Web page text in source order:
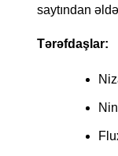
saytından
Tərəfdaşlar: